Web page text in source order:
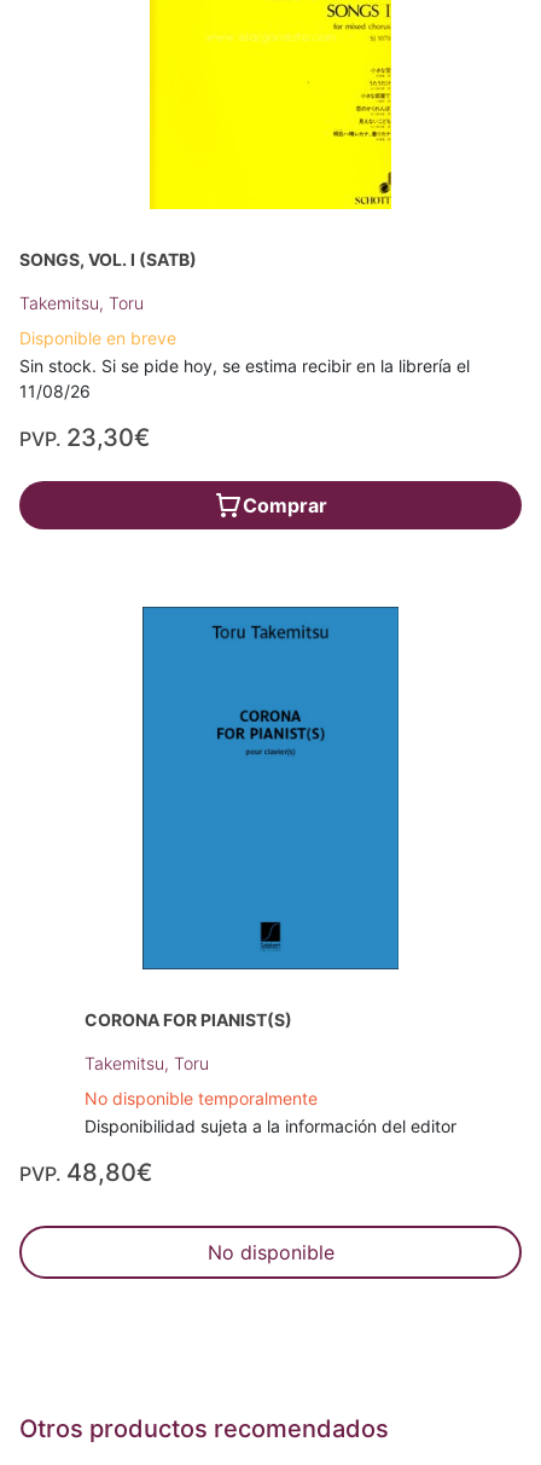
SONGS, VOL. I (SATB)
Takemitsu, Toru
Disponible en breve
Sin stock. Si se pide hoy, se estima recibir en la librería el
11/08/26
PVP. 23,30€
Comprar
CORONA FOR PIANIST(S)
Takemitsu, Toru
No disponible temporalmente
Disponibilidad sujeta a la información del editor
PVP. 48,80€
No disponible
Otros productos recomendados